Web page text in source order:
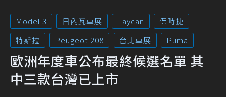
Model 3 日內瓦車展 Taycan
保時捷
特斯拉
Peugeot 208 台北車展 Puma
歐洲年度車公布最終候選名單 其
中三款台灣已上市